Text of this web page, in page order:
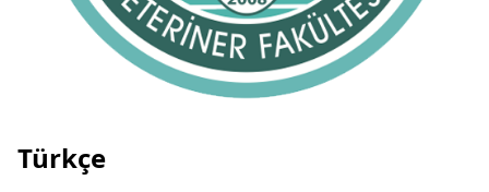
Türkçe